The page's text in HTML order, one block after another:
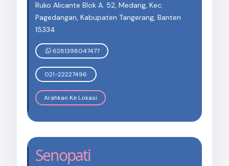
Ruko Alicante Blok A. 52, Medang, Kec.
Pagedangan, Kabupaten Tangerang, Banten
15334
6281398047477
021-22227496
Arahkan Ke Lokasi
Senopati